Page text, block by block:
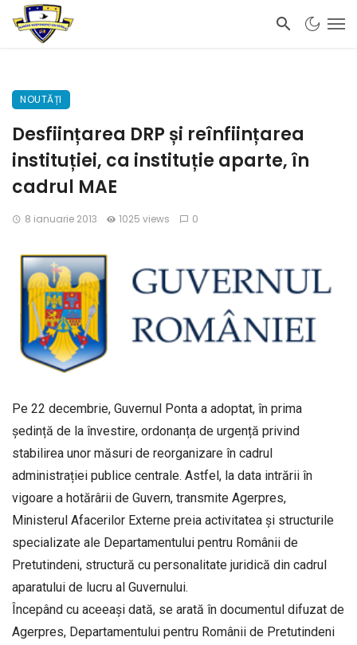
NOUTĂȚI
Desființarea DRP și reînființarea
instituției, ca instituție aparte, în
cadrul MAE
8 ianuarie 2013 1025 views 0
Pe 22 decembrie, Guvernul Ponta a adoptat, în prima
ședință de la învestire, ordonanța de urgență privind
stabilirea unor măsuri de reorganizare în cadrul
administrației publice centrale. Astfel, la data intrării în
vigoare a hotărârii de Guvern, transmite Agerpres,
Ministerul Afacerilor Externe preia activitatea și structurile
specializate ale Departamentului pentru Românii de
Pretutindeni, structură cu personalitate juridică din cadrul
aparatului de lucru al Guvernului.
Începând cu aceeași dată, se arată în documentul difuzat de
Agerpres, Departamentului pentru Românii de Pretutindeni